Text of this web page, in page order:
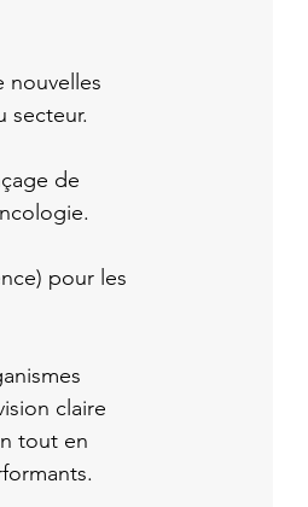
nouvelles
secteur.
de
pour les
claire
tout en